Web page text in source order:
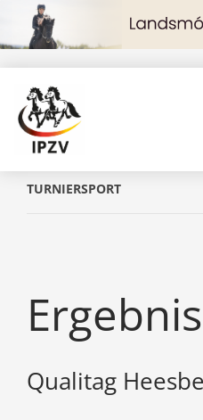
TURNIERSPORT
Qualitag